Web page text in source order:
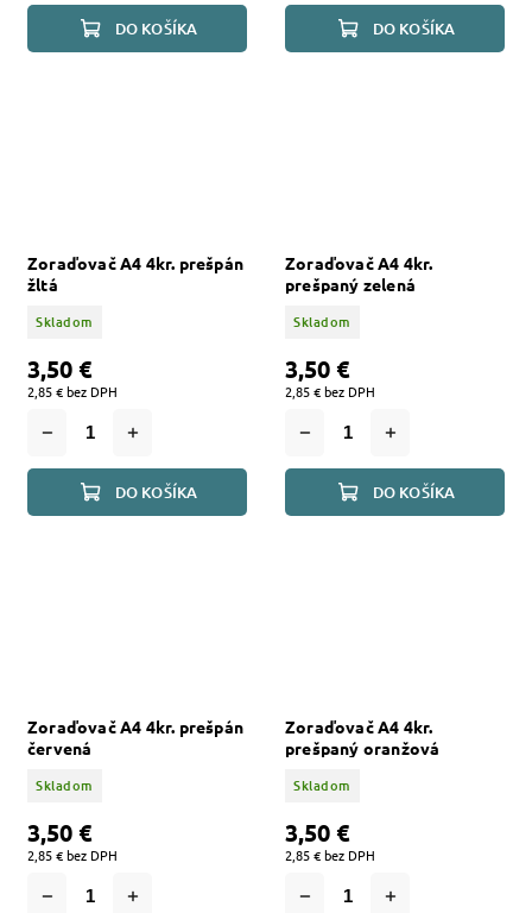
DO KOŠÍKA DO KOŠÍKA
Zoraďovač A4 4kr. prešpán
žltá
Skladom
2,85 € bez DPH
3,50 €
DO KOŠÍKA
Zoraďovač A4 4kr.
prešpaný zelená
Skladom
2,85 € bez DPH
3,50 €
DO KOŠÍKA
Zoraďovač A4 4kr. prešpán
červená
Skladom
2,85 € bez DPH
3,50 €
Zoraďovač A4 4kr.
prešpaný oranžová
Skladom
2,85 € bez DPH
3,50 €